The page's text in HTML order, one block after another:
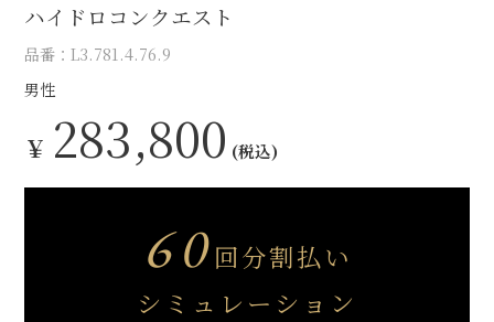
ハイドロコンクエスト
品番：L3.781.4.76.9
男性
￥ 283,800 (税込)
60回分割払い
シミュレーション